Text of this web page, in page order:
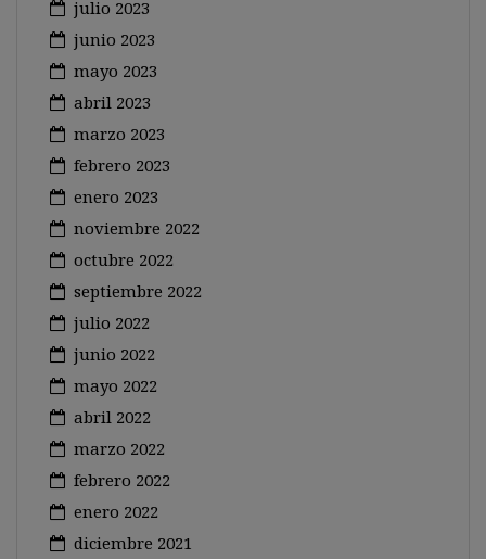
julio 2023
junio 2023
mayo 2023
abril 2023
marzo 2023
febrero 2023
enero 2023
noviembre 2022
octubre 2022
septiembre 2022
julio 2022
junio 2022
mayo 2022
abril 2022
marzo 2022
febrero 2022
enero 2022
diciembre 2021